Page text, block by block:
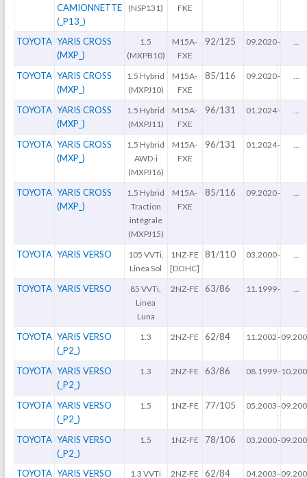
CAMIONNETTE
(_P13_)
(NSP131)
FKE
TOYOTA YARIS CROSS
(MXP_)
1.5
(MXPB10)
M15A-
FXE
92/125 09.2020-
TOYOTA YARIS CROSS
(MXP_)
1.5 Hybrid
(MXPJ10)
M15A-
FXE
85/116 09.2020-
TOYOTA YARIS CROSS
(MXP_)
1.5 Hybrid
(MXPJ11)
M15A-
FXE
96/131 01.2024-
TOYOTA YARIS CROSS
(MXP_)
1.5 Hybrid
AWD-i
(MXPJ16)
M15A-
FXE
96/131 01.2024-
TOYOTA YARIS CROSS
(MXP_)
1.5 Hybrid
Traction
intégrale
(MXPJ15)
M15A-
FXE
85/116 09.2020-
TOYOTA YARIS VERSO
105 VVTi,
Linea Sol
1NZ-FE
[DOHC]
81/110 03.2000-
TOYOTA YARIS VERSO
85 VVTi,
Linea
Luna
2NZ-FE 63/86 11.1999-
TOYOTA YARIS VERSO
(_P2_)
1.3 2NZ-FE 62/84 11.2002-
TOYOTA YARIS VERSO
(_P2_)
1.3 2NZ-FE 63/86 08.1999-
TOYOTA YARIS VERSO
(_P2_)
1.5 1NZ-FE 77/105 05.2003-
TOYOTA YARIS VERSO
(_P2_)
1.5 1NZ-FE 78/106 03.2000-
TOYOTA YARIS VERSO 1.3 VVTi 2NZ-FE 62/84 04.2003-